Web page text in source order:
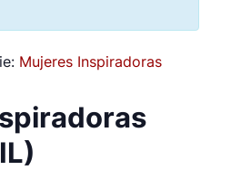
Mujeres Inspiradoras